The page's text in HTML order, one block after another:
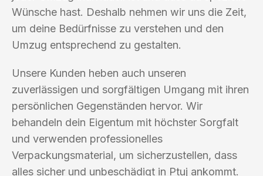
Wünsche hast. Deshalb nehmen wir uns die Zeit,
um deine Bedürfnisse zu verstehen und den
Umzug entsprechend zu gestalten.
Unsere Kunden heben auch unseren
zuverlässigen und sorgfältigen Umgang mit ihren
persönlichen Gegenständen hervor. Wir
behandeln dein Eigentum mit höchster Sorgfalt
und verwenden professionelles
Verpackungsmaterial, um sicherzustellen, dass
alles sicher und unbeschädigt in Ptuj ankommt.